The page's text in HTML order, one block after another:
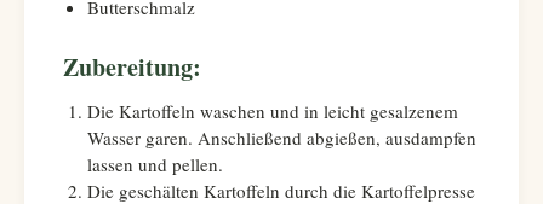
Butterschmalz
Zubereitung:
Die Kartoffeln waschen und in leicht gesalzenem
Wasser garen. Anschließend abgießen, ausdampfen
lassen und pellen.
Die geschälten Kartoffeln durch die Kartoffelpresse